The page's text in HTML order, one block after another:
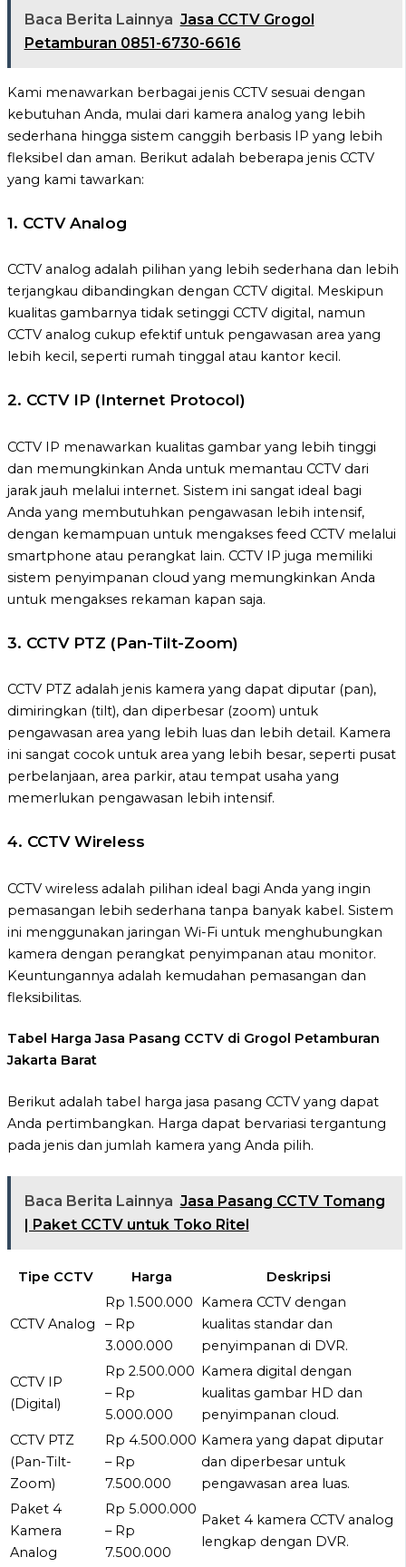
Baca Berita Lainnya Jasa CCTV Grogol
Petamburan 0851-6730-6616
Kami menawarkan berbagai jenis CCTV sesuai dengan
kebutuhan Anda, mulai dari kamera analog yang lebih
sederhana hingga sistem canggih berbasis IP yang lebih
fleksibel dan aman. Berikut adalah beberapa jenis CCTV
yang kami tawarkan:
1. CCTV Analog
CCTV analog adalah pilihan yang lebih sederhana dan lebih
terjangkau dibandingkan dengan CCTV digital. Meskipun
kualitas gambarnya tidak setinggi CCTV digital, namun
CCTV analog cukup efektif untuk pengawasan area yang
lebih kecil, seperti rumah tinggal atau kantor kecil.
2. CCTV IP (Internet Protocol)
CCTV IP menawarkan kualitas gambar yang lebih tinggi
dan memungkinkan Anda untuk memantau CCTV dari
jarak jauh melalui internet. Sistem ini sangat ideal bagi
Anda yang membutuhkan pengawasan lebih intensif,
dengan kemampuan untuk mengakses feed CCTV melalui
smartphone atau perangkat lain. CCTV IP juga memiliki
sistem penyimpanan cloud yang memungkinkan Anda
untuk mengakses rekaman kapan saja.
3. CCTV PTZ (Pan-Tilt-Zoom)
CCTV PTZ adalah jenis kamera yang dapat diputar (pan),
dimiringkan (tilt), dan diperbesar (zoom) untuk
pengawasan area yang lebih luas dan lebih detail. Kamera
ini sangat cocok untuk area yang lebih besar, seperti pusat
perbelanjaan, area parkir, atau tempat usaha yang
memerlukan pengawasan lebih intensif.
4. CCTV Wireless
CCTV wireless adalah pilihan ideal bagi Anda yang ingin
pemasangan lebih sederhana tanpa banyak kabel. Sistem
ini menggunakan jaringan Wi-Fi untuk menghubungkan
kamera dengan perangkat penyimpanan atau monitor.
Keuntungannya adalah kemudahan pemasangan dan
fleksibilitas.
Tabel Harga Jasa Pasang CCTV di Grogol Petamburan
Jakarta Barat
Berikut adalah tabel harga jasa pasang CCTV yang dapat
Anda pertimbangkan. Harga dapat bervariasi tergantung
pada jenis dan jumlah kamera yang Anda pilih.
Baca Berita Lainnya Jasa Pasang CCTV Tomang
| Paket CCTV untuk Toko Ritel
Tipe CCTV Harga Deskripsi
CCTV Analog
Rp 1.500.000
– Rp
3.000.000
Kamera CCTV dengan
kualitas standar dan
penyimpanan di DVR.
CCTV IP
(Digital)
Rp 2.500.000
– Rp
5.000.000
Kamera digital dengan
kualitas gambar HD dan
penyimpanan cloud.
CCTV PTZ
(Pan-Tilt-
Zoom)
Rp 4.500.000
– Rp
7.500.000
Kamera yang dapat diputar
dan diperbesar untuk
pengawasan area luas.
Paket 4
Kamera
Analog
Rp 5.000.000
– Rp
7.500.000
Paket 4 kamera CCTV analog
lengkap dengan DVR.